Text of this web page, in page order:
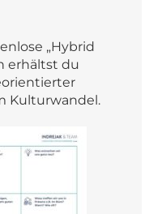
„Hybrid
erhältst du
Kulturwandel.